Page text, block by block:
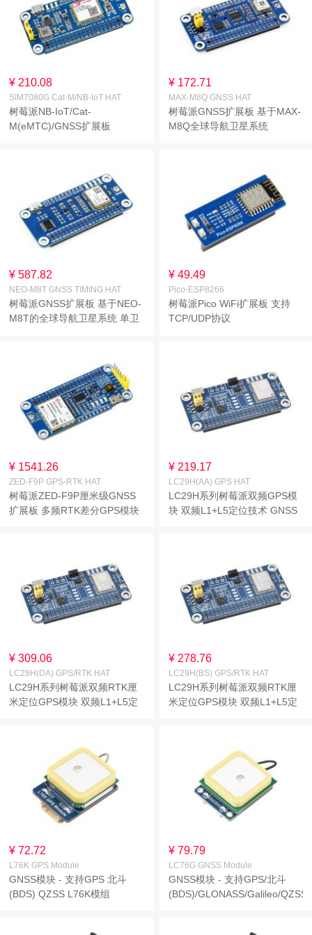
¥ 210.08
SIM7080G Cat-M/NB-IoT HAT
树莓派NB-IoT/Cat-
M(eMTC)/GNSS扩展板
¥ 172.71
MAX-M8Q GNSS HAT
树莓派GNSS扩展板 基于MAX-
M8Q全球导航卫星系统
¥ 587.82
NEO-M8T GNSS TIMING HAT
树莓派GNSS扩展板 基于NEO-
M8T的全球导航卫星系统 单卫
¥ 49.49
Pico-ESP8266
树莓派Pico WiFi扩展板 支持
TCP/UDP协议
¥ 1541.26
ZED-F9P GPS-RTK HAT
树莓派ZED-F9P厘米级GNSS
扩展板 多频RTK差分GPS模块
¥ 219.17
LC29H(AA) GPS HAT
LC29H系列树莓派双频GPS模
块 双频L1+L5定位技术 GNSS
¥ 309.06
LC29H(DA) GPS/RTK HAT
LC29H系列树莓派双频RTK厘
米定位GPS模块 双频L1+L5定
¥ 278.76
LC29H(BS) GPS/RTK HAT
LC29H系列树莓派双频RTK厘
米定位GPS模块 双频L1+L5定
¥ 72.72
L76K GPS Module
GNSS模块 - 支持GPS 北斗
(BDS) QZSS L76K模组
¥ 79.79
LC76G GNSS Module
GNSS模块 - 支持GPS/北斗
(BDS)/GLONASS/Galileo/QZSS